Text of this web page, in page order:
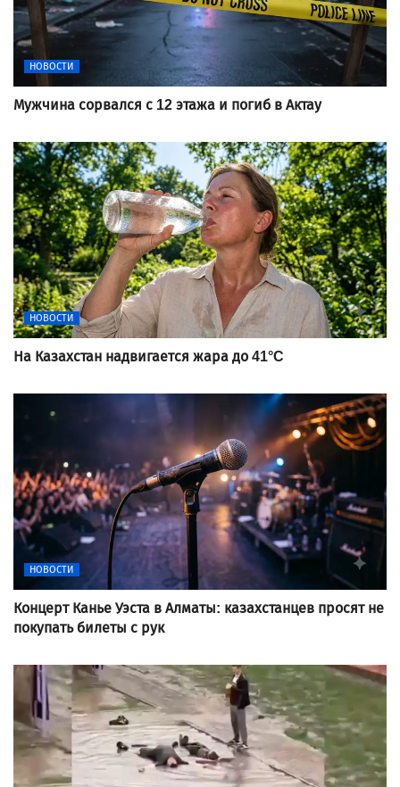
НОВОСТИ
Мужчина сорвался с 12 этажа и погиб в Актау
НОВОСТИ
На Казахстан надвигается жара до 41°C
НОВОСТИ
Концерт Канье Уэста в Алматы: казахстанцев просят не
покупать билеты с рук